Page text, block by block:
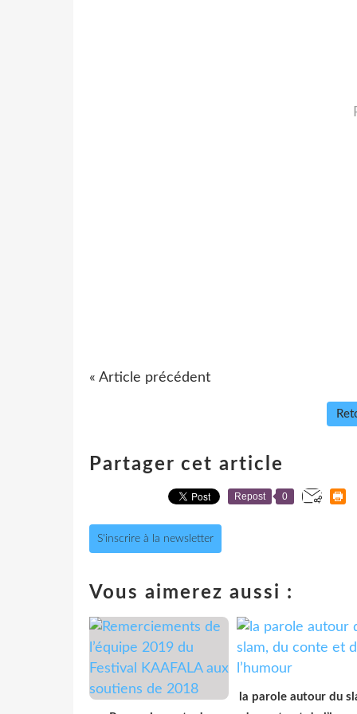
« Article précédent
Partager cet article
Repost 0
S'inscrire à la newsletter
Vous aimerez aussi :
la parole autour du